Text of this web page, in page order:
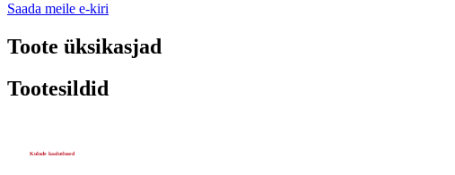
Saada meile e-kiri
Toote üksikasjad
Tootesildid
Kulude kaalutlused